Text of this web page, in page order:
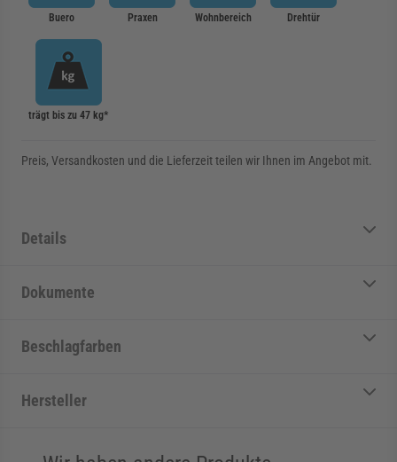
Buero Praxen Wohnbereich Drehtür
trägt bis zu 47 kg*
Preis, Versandkosten und die Lieferzeit teilen wir Ihnen im Angebot mit.
Details
Dokumente
Beschlagfarben
Hersteller